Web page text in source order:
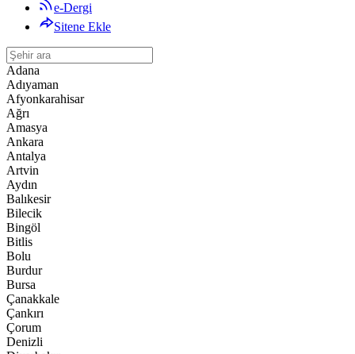
e-Dergi
Sitene Ekle
Adana
Adıyaman
Afyonkarahisar
Ağrı
Amasya
Ankara
Antalya
Artvin
Aydın
Balıkesir
Bilecik
Bingöl
Bitlis
Bolu
Burdur
Bursa
Çanakkale
Çankırı
Çorum
Denizli